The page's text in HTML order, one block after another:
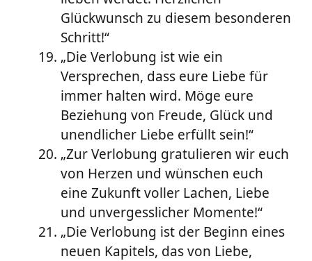
Glückwunsch zu diesem besonderen
Schritt!“
„Die Verlobung ist wie ein
Versprechen, dass eure Liebe für
immer halten wird. Möge eure
Beziehung von Freude, Glück und
unendlicher Liebe erfüllt sein!“
„Zur Verlobung gratulieren wir euch
von Herzen und wünschen euch
eine Zukunft voller Lachen, Liebe
und unvergesslicher Momente!“
„Die Verlobung ist der Beginn eines
neuen Kapitels, das von Liebe,